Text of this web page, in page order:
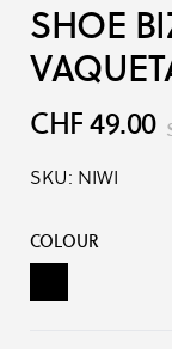
SHOE
CHF 49.00
SKU: NIWI
Produkt-
COLOUR
Black